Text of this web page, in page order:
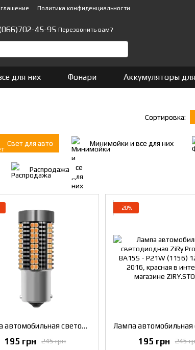
Политика конфиденциальности
45-95 Перезвонить вам?
для них Фонари Аккумуляторы
Сортировка:
Свет для авто Минимойки и все для них
Распродажа
Лампа автомобильная светодиодная ZiRy Pro Series BA15S - P21W (1156) 126smd-2016, желтая
245 грн
195 грн
−20%
245
195 грн